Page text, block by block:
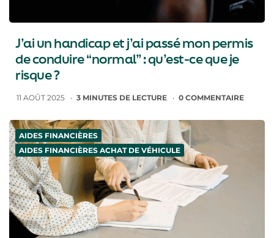
J’ai un handicap et j’ai passé mon permis
de conduire “normal” : qu’est-ce que je
risque ?
11 AOÛT 2025 3 MINUTES DE LECTURE 0 COMMENTAIRE
AIDES FINANCIÈRES
AIDES FINANCIÈRES ACHAT DE VÉHICULE